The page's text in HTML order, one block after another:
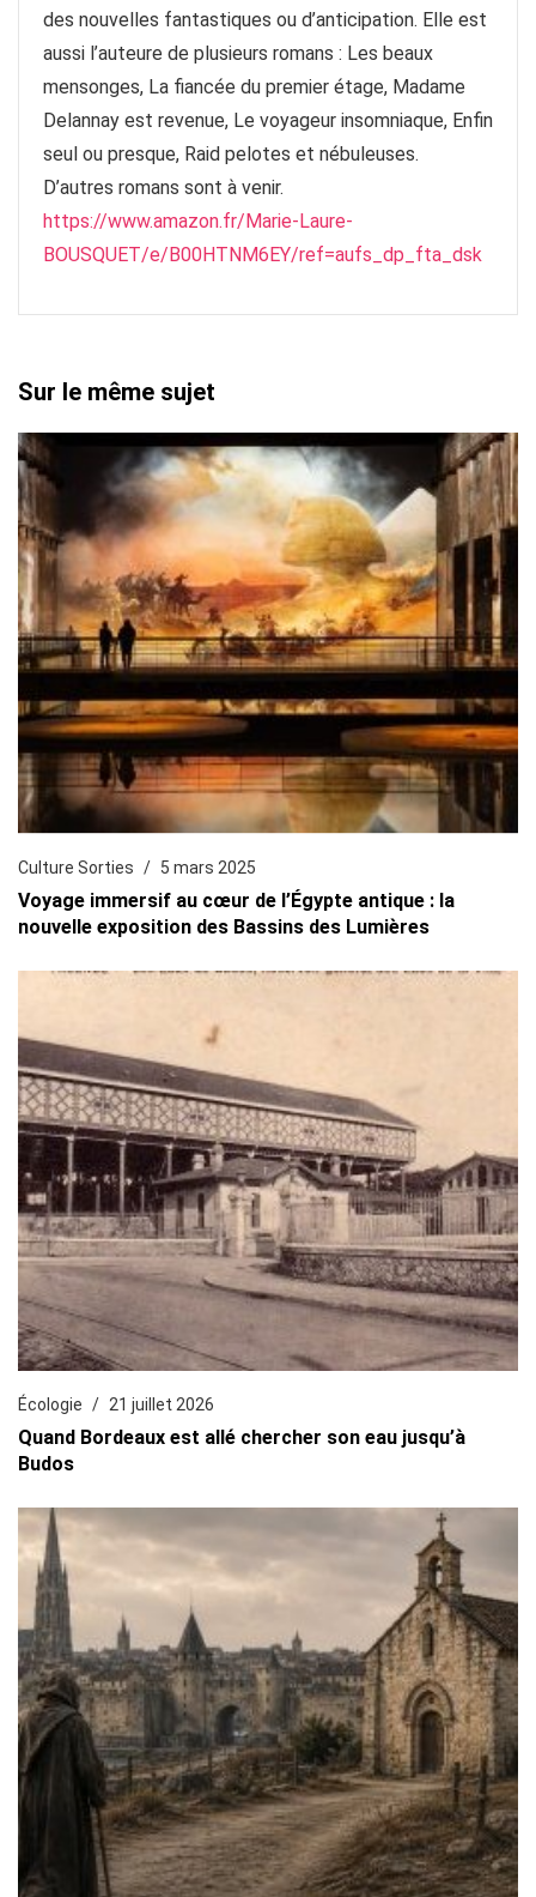
des nouvelles fantastiques ou d’anticipation. Elle est
aussi l’auteure de plusieurs romans : Les beaux
mensonges, La fiancée du premier étage, Madame
Delannay est revenue, Le voyageur insomniaque, Enfin
seul ou presque, Raid pelotes et nébuleuses.
D’autres romans sont à venir.
https://www.amazon.fr/Marie-Laure-
BOUSQUET/e/B00HTNM6EY/ref=aufs_dp_fta_dsk
Sur le même sujet
Culture Sorties 5 mars 2025
Voyage immersif au cœur de l’Égypte antique : la
nouvelle exposition des Bassins des Lumières
Écologie 21 juillet 2026
Quand Bordeaux est allé chercher son eau jusqu’à
Budos